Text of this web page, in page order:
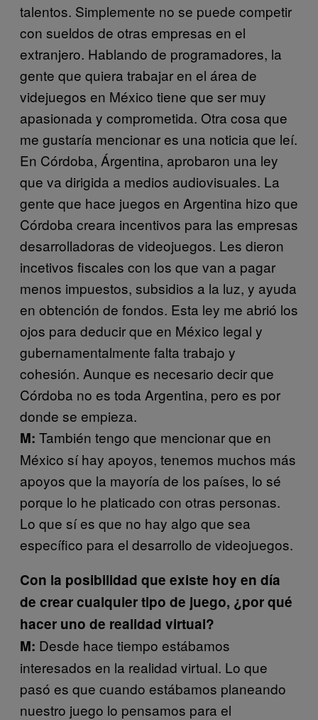
talentos. Simplemente no se puede competir
con sueldos de otras empresas en el
extranjero. Hablando de programadores, la
gente que quiera trabajar en el área de
videjuegos en México tiene que ser muy
apasionada y comprometida. Otra cosa que
me gustaría mencionar es una noticia que leí.
En Córdoba, Árgentina, aprobaron una ley
que va dirigida a medios audiovisuales. La
gente que hace juegos en Argentina hizo que
Córdoba creara incentivos para las empresas
desarrolladoras de videojuegos. Les dieron
incetivos fiscales con los que van a pagar
menos impuestos, subsidios a la luz, y ayuda
en obtención de fondos. Esta ley me abrió los
ojos para deducir que en México legal y
gubernamentalmente falta trabajo y
cohesión. Aunque es necesario decir que
Córdoba no es toda Argentina, pero es por
donde se empieza.
M: También tengo que mencionar que en
México sí hay apoyos, tenemos muchos más
apoyos que la mayoría de los países, lo sé
porque lo he platicado con otras personas.
Lo que sí es que no hay algo que sea
específico para el desarrollo de videojuegos.
Con la posibilidad que existe hoy en día
de crear cualquier tipo de juego, ¿por qué
hacer uno de realidad virtual?
M: Desde hace tiempo estábamos
interesados en la realidad virtual. Lo que
pasó es que cuando estábamos planeando
nuestro juego lo pensamos para el